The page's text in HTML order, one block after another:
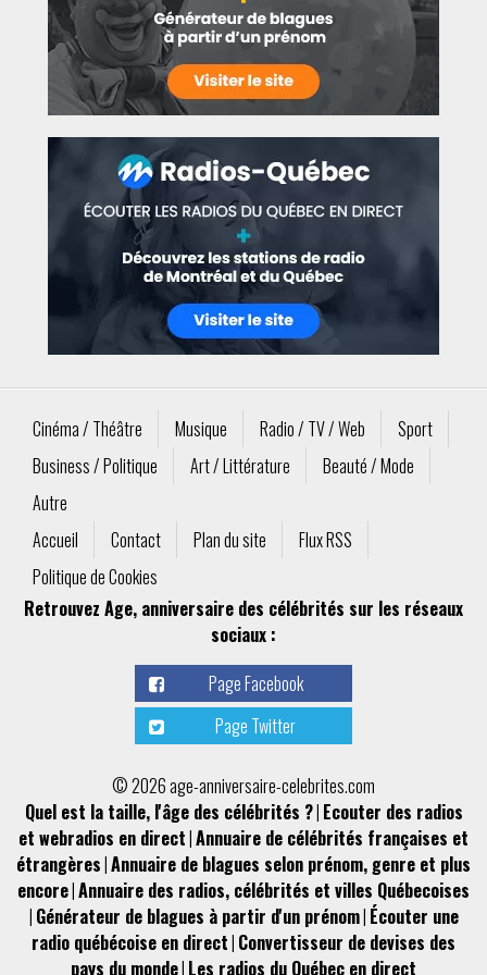
Cinéma / Théâtre Musique Radio / TV / Web
Sport
Business / Politique
Art / Littérature
Beauté / Mode
Autre
Accueil
Contact Plan du site
Flux RSS
Politique de Cookies
Retrouvez Age, anniversaire des célébrités sur les réseaux
sociaux :
Page Facebook
Page Twitter
© 2026 age-anniversaire-celebrites.com
Quel est la taille, l'âge des célébrités ?| Ecouter des radios
et webradios en direct|Annuaire de célébrités françaises et
étrangères|Annuaire de blagues selon prénom, genre et plus
encore|Annuaire des radios, célébrités et villes Québecoises
| Générateur de blagues à partir d'un prénom| Écouter une
radio québécoise en direct| Convertisseur de devises des
pays du monde| Les radios du Québec en direct